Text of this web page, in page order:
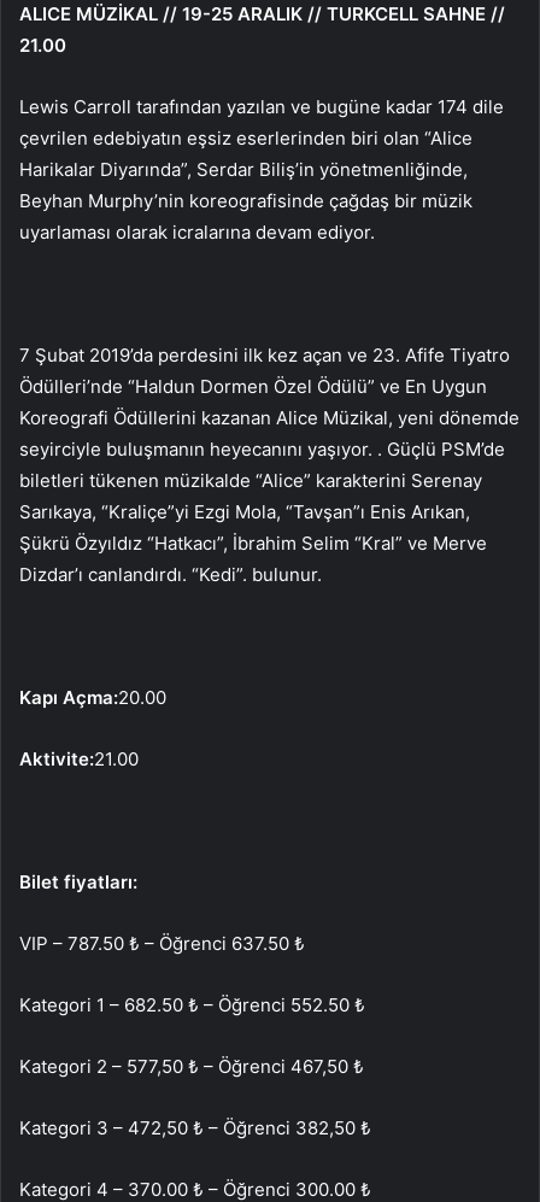
ALICE MÜZİKAL // 19-25 ARALIK // TURKCELL SAHNE //
21.00
Lewis Carroll tarafından yazılan ve bugüne kadar 174 dile
çevrilen edebiyatın eşsiz eserlerinden biri olan “Alice
Harikalar Diyarında”, Serdar Biliş’in yönetmenliğinde,
Beyhan Murphy’nin koreografisinde çağdaş bir müzik
uyarlaması olarak icralarına devam ediyor.
7 Şubat 2019’da perdesini ilk kez açan ve 23. Afife Tiyatro
Ödülleri’nde “Haldun Dormen Özel Ödülü” ve En Uygun
Koreografi Ödüllerini kazanan Alice Müzikal, yeni dönemde
seyirciyle buluşmanın heyecanını yaşıyor. . Güçlü PSM’de
biletleri tükenen müzikalde “Alice” karakterini Serenay
Sarıkaya, “Kraliçe”yi Ezgi Mola, “Tavşan”ı Enis Arıkan,
Şükrü Özyıldız “Hatkacı”, İbrahim Selim “Kral” ve Merve
Dizdar’ı canlandırdı. “Kedi”. bulunur.
Kapı Açma:20.00
Aktivite:21.00
Bilet fiyatları:
VIP – 787.50 ₺ – Öğrenci 637.50 ₺
Kategori 1 – 682.50 ₺ – Öğrenci 552.50 ₺
Kategori 2 – 577,50 ₺ – Öğrenci 467,50 ₺
Kategori 3 – 472,50 ₺ – Öğrenci 382,50 ₺
Kategori 4 – 370.00 ₺ – Öğrenci 300.00 ₺